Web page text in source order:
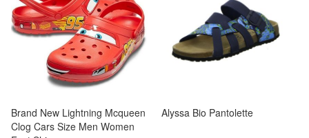
Brand New Lightning Mcqueen
Clog Cars Size Men Women
Alyssa Bio Pantolette